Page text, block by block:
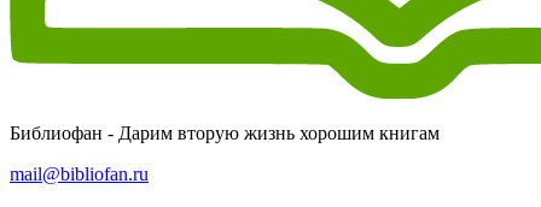
Библиофан - Дарим вторую жизнь хорошим книгам
mail@bibliofan.ru